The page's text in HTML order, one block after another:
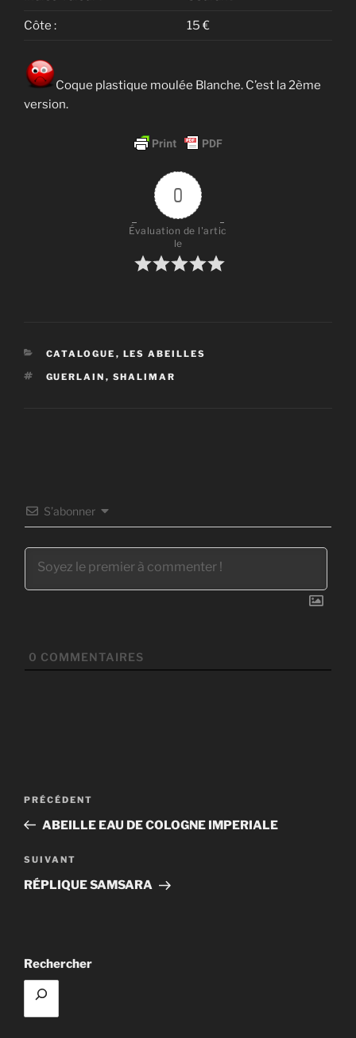
Côte : 15 €
Coque plastique moulée Blanche. C’est la 2ème
version.
0
Évaluation de l'artic
le
CATÉGORIES
CATALOGUE , LES ABEILLES
ÉTIQUETTES
GUERLAIN , SHALIMAR
S’abonner
0 COMMENTAIRES
Navigation
l’article
Article
précédent
PRÉCÉDENT
ABEILLE EAU DE COLOGNE IMPERIALE
Article
suivant
SUIVANT
RÉPLIQUE SAMSARA
Rechercher